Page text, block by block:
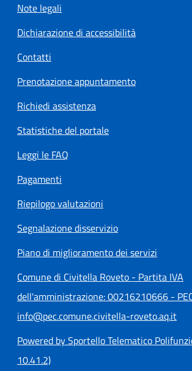
Note legali
Dichiarazione di accessibilità
Contatti
Prenotazione appuntamento
Richiedi assistenza
Statistiche del portale
Leggi le FAQ
Pagamenti
Riepilogo valutazioni
Segnalazione disservizio
Piano di miglioramento dei servizi
Comune di Civitella Roveto - Partita IVA
dell'amministrazione: 00216210666 -
info@pec.comune.civitella-roveto.aq.it
Powered by Sportello Telematico
10.41.2)